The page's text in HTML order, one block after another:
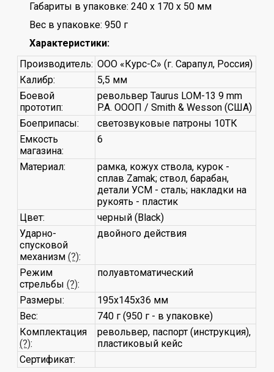
Габариты в упаковке: 240 x 170 x 50 мм
Вес в упаковке: 950 г
Характеристики:
Производитель: ООО «Курс-С» (г. Сарапул, Россия)
Калибр:
5,5 мм
Боевой
прототип:
револьвер Taurus LOM-13 9 mm
P.A. ОООП / Smith & Wesson (США)
Боеприпасы:
светозвуковые патроны 10ТК
Емкость
магазина:
6
Материал:
рамка, кожух ствола, курок -
сплав Zamak; ствол, барабан,
детали УСМ - сталь; накладки на
рукоять - пластик
Цвет:
черный (Black)
Ударно-
спусковой
механизм(?):
двойного действия
Режим
стрельбы(?):
полуавтоматический
Размеры:
195х145х36 мм
Вес:
740 г (950 г - в упаковке)
Комплектация
(?):
револьвер, паспорт (инструкция),
пластиковый кейс
Сертификат: